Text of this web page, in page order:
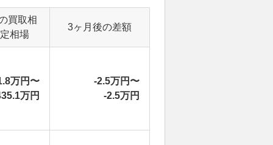
買取相
相場
3ヶ月後の差額
万円〜
万円
-2.5万円〜
-2.5万円